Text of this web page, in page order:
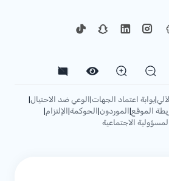
|بوابة اعتماد الجهات|الوعي ضد الاحتيال|
الموقع|الموردون|الحوكمة|الإلتزام|
الاجتماعية